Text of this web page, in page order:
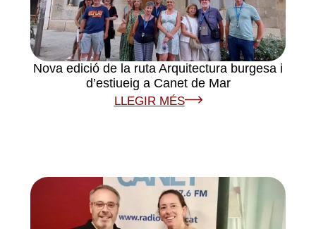
Nova edició de la ruta Arquitectura burgesa i
d’estiueig a Canet de Mar
LLEGIR MÉS